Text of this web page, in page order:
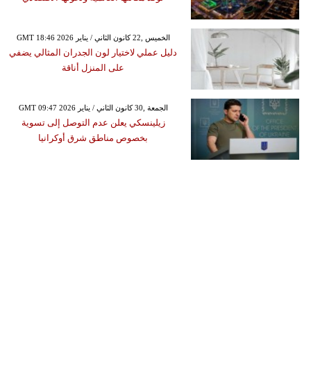
GMT 18:46 2026 الخميس ,22 كانون الثاني / يناير
دليل عملي لاختيار لون الجدران المثالي يضفي
على المنزل أناقة
GMT 09:47 2026 الجمعة ,30 كانون الثاني / يناير
زيلينسكي يعلن عدم التوصل إلى تسوية
بخصوص مناطق شرق أوكرانيا